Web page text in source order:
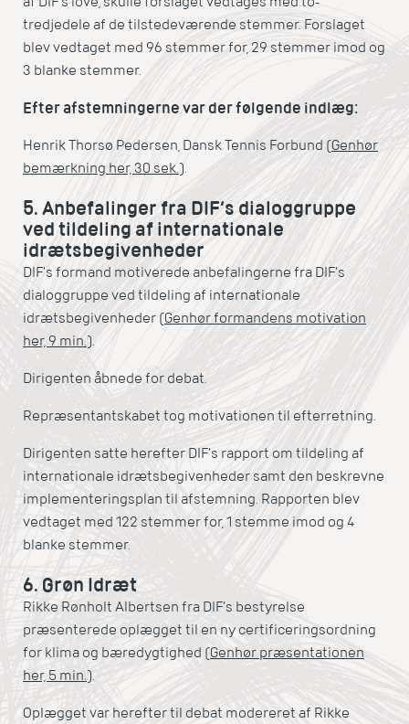
tredjedele af de tilstedeværende stemmer. Forslaget
blev vedtaget med 96 stemmer for, 29 stemmer imod og
3 blanke stemmer.
Efter afstemningerne var der følgende indlæg:
Henrik Thorsø Pedersen, Dansk Tennis Forbund (Genhør
bemærkning her, 30 sek.).
5. Anbefalinger fra DIF’s dialoggruppe
ved tildeling af internationale
idrætsbegivenheder
DIF’s formand motiverede anbefalingerne fra DIF’s
dialoggruppe ved tildeling af internationale
idrætsbegivenheder (Genhør formandens motivation
her, 9 min.).
Dirigenten åbnede for debat.
Repræsentantskabet tog motivationen til efterretning.
Dirigenten satte herefter DIF’s rapport om tildeling af
internationale idrætsbegivenheder samt den beskrevne
implementeringsplan til afstemning. Rapporten blev
vedtaget med 122 stemmer for, 1 stemme imod og 4
blanke stemmer.
6. Grøn Idræt
Rikke Rønholt Albertsen fra DIF’s bestyrelse
præsenterede oplægget til en ny certificeringsordning
for klima og bæredygtighed (Genhør præsentationen
her, 5 min.).
Oplægget var herefter til debat modereret af Rikke